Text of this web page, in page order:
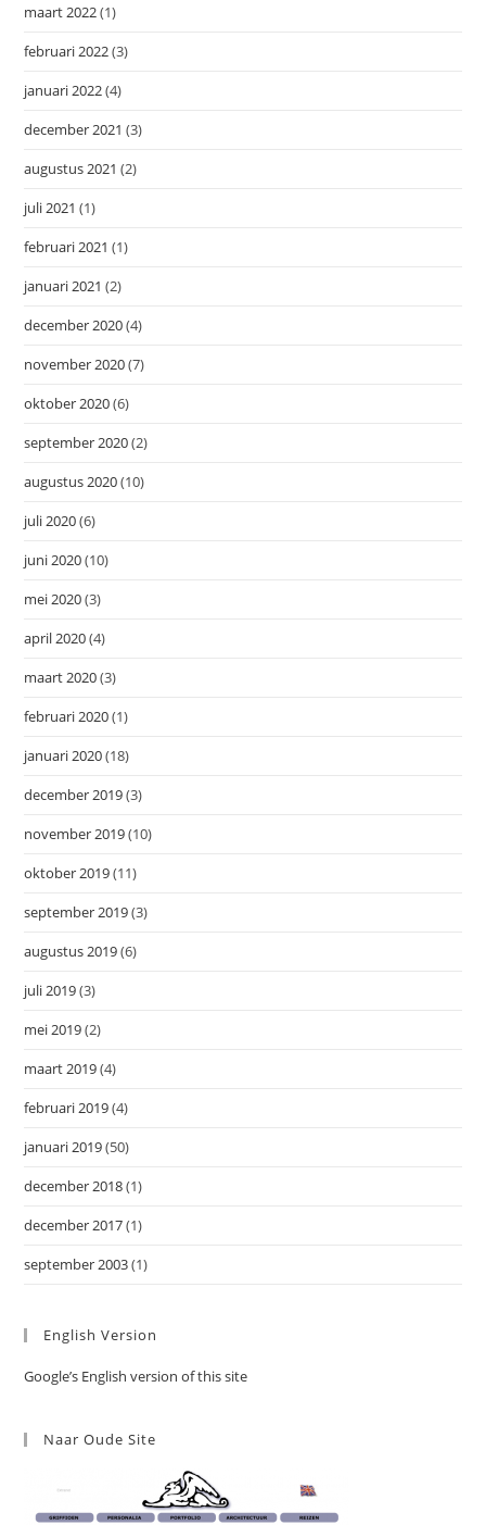
maart 2022(1)
februari 2022(3)
januari 2022(4)
december 2021 (3)
augustus 2021 (2)
juli 2021 (1)
februari 2021 (1)
januari 2021 (2)
december 2020(4)
november 2020(7)
oktober 2020(6)
september 2020(2)
augustus 2020(10)
juli 2020(6)
juni 2020(10)
mei 2020(3)
april 2020(4)
maart 2020(3)
februari 2020(1)
januari 2020(18)
december 2019(3)
november 2019(10)
oktober 2019(11)
september 2019(3)
augustus 2019(6)
juli 2019(3)
mei 2019(2)
maart 2019(4)
februari 2019(4)
januari 2019(50)
december 2018(1)
december 2017(1)
september 2003(1)
English Version
Google’s English version of this site
Naar Oude Site